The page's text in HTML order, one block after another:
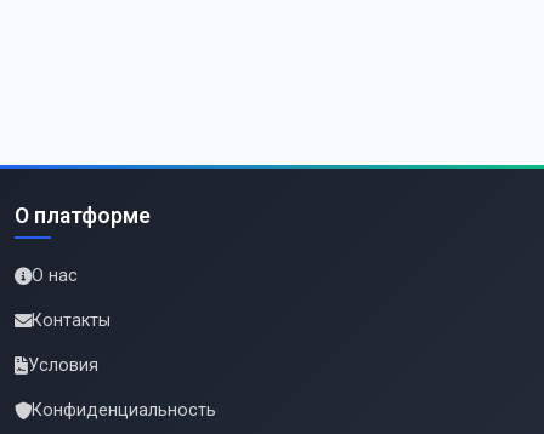
О платформе
О нас
Контакты
Условия
Конфиденциальность